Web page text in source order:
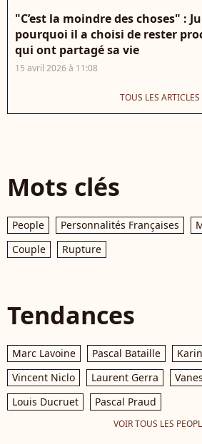
"C’est la moindre des choses" :
pourquoi il a choisi de rester
qui ont partagé sa vie
15 avril 2026 à 11:08
TOUS LES ARTICLES
Mots clés
People Personnalités Françaises
Couple
Rupture
Tendances
Marc Lavoine Pascal Bataille
Vincent Niclo
Laurent Gerra
Louis Ducruet
Pascal Praud
VOIR TOUS LES